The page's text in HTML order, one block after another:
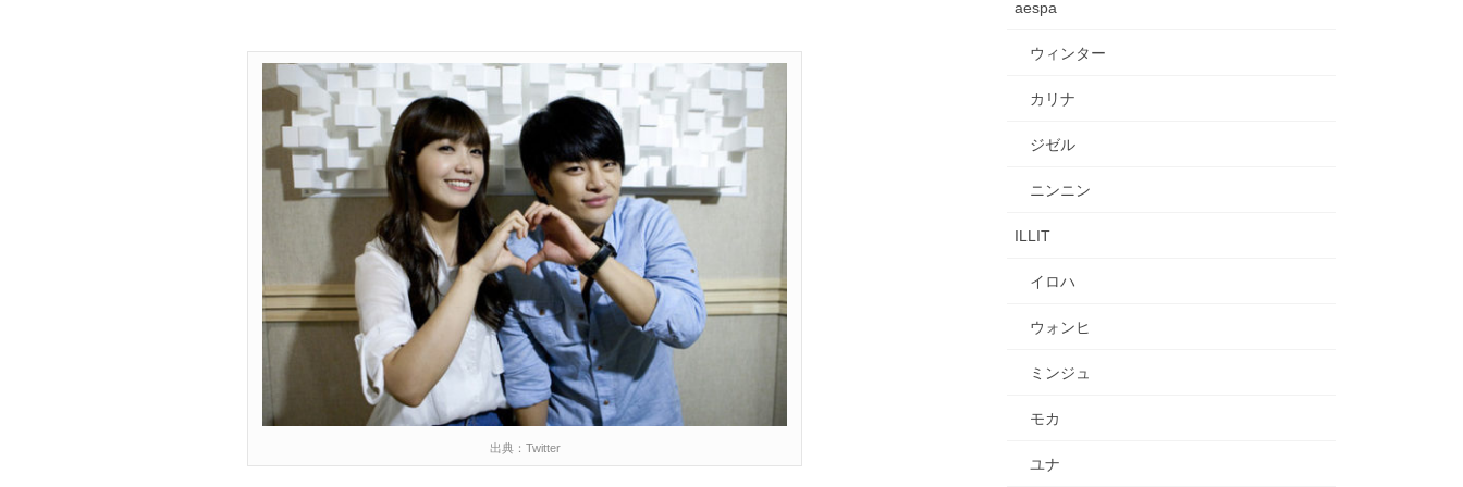
出典：Twitter
aespa
ウィンター
カリナ
ジゼル
ニンニン
ILLIT
イロハ
ウォンヒ
ミンジュ
モカ
ユナ